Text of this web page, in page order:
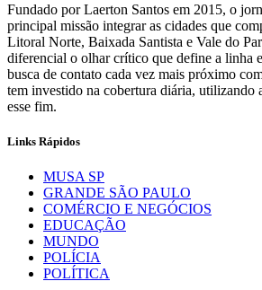
Fundado por Laerton Santos em 2015, o
principal missão integrar as cidades que
Litoral Norte, Baixada Santista e Vale do
diferencial o olhar crítico que define a linha
busca de contato cada vez mais próximo
tem investido na cobertura diária, utilizando
esse fim.
Links Rápidos
MUSA SP
GRANDE SÃO PAULO
COMÉRCIO E NEGÓCIOS
EDUCAÇÃO
MUNDO
POLÍCIA
POLÍTICA